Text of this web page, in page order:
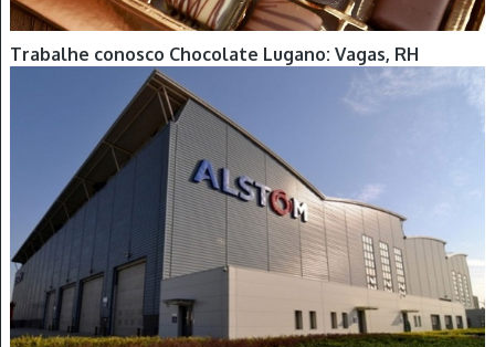
Trabalhe conosco Chocolate Lugano: Vagas, RH